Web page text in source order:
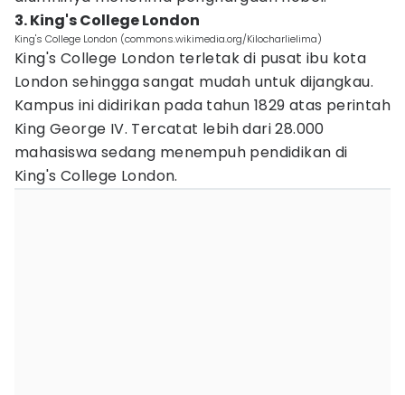
3. King's College London
King's College London (commons.wikimedia.org/Kilocharlielima)
King's College London terletak di pusat ibu kota
London sehingga sangat mudah untuk dijangkau.
Kampus ini didirikan pada tahun 1829 atas perintah
King George IV. Tercatat lebih dari 28.000
mahasiswa sedang menempuh pendidikan di
King's College London.